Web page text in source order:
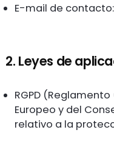
E-mail de contacto:
2. Leyes de
RGPD
Europeo y del
relativo a la